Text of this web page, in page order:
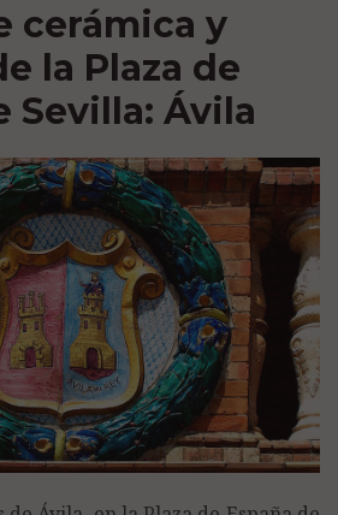
cerámica y
la Plaza de
Sevilla: Ávila